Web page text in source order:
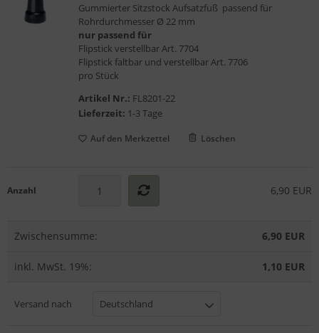
Gummierter Sitzstock Aufsatzfuß passend für
Rohrdurchmesser Ø 22 mm
nur passend für
Flipstick verstellbar Art. 7704
Flipstick faltbar und verstellbar Art. 7706
pro Stück
Artikel Nr.: FL8201-22
Lieferzeit: 1-3 Tage
Auf den Merkzettel Löschen
Anzahl 6,90 EUR
Zwischensumme: 6,90 EUR
inkl. MwSt. 19%: 1,10 EUR
Versand nach Deutschland